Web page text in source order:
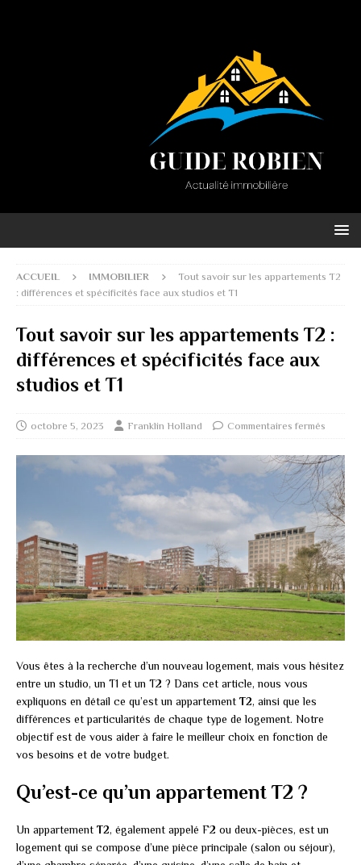
ACCUEIL IMMOBILIER
Tout savoir sur les appartements T2
: différences et spécificités face aux studios et T1
Tout savoir sur les appartements T2 :
différences et spécificités face aux
studios et T1
octobre 5, 2023 Franklin Holland Commentaires fermés
Vous êtes à la recherche d’un nouveau logement, mais vous hésitez
entre un studio, un T1 et un T2 ? Dans cet article, nous vous
expliquons en détail ce qu’est un appartement T2, ainsi que les
différences et particularités de chaque type de logement. Notre
objectif est de vous aider à faire le meilleur choix en fonction de
vos besoins et de votre budget.
Qu’est-ce qu’un appartement T2 ?
Un appartement T2, également appelé F2 ou deux-pièces, est un
logement qui se compose d’une pièce principale (salon ou séjour),